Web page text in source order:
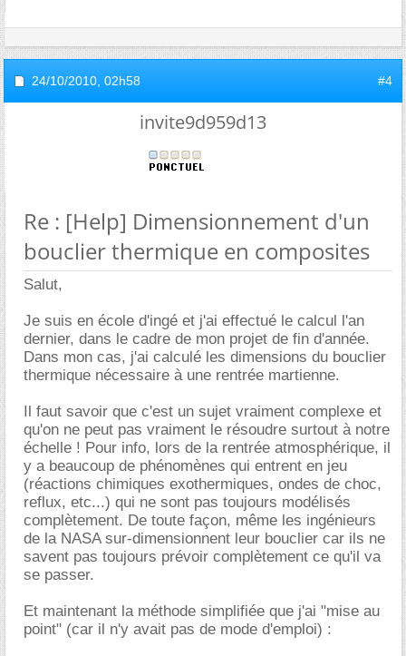
24/10/2010, 02h58 #4
invite9d959d13
Re : [Help] Dimensionnement d'un
bouclier thermique en composites
Salut,
Je suis en école d'ingé et j'ai effectué le calcul l'an
dernier, dans le cadre de mon projet de fin d'année.
Dans mon cas, j'ai calculé les dimensions du bouclier
thermique nécessaire à une rentrée martienne.
Il faut savoir que c'est un sujet vraiment complexe et
qu'on ne peut pas vraiment le résoudre surtout à notre
échelle ! Pour info, lors de la rentrée atmosphérique, il
y a beaucoup de phénomènes qui entrent en jeu
(réactions chimiques exothermiques, ondes de choc,
reflux, etc...) qui ne sont pas toujours modélisés
complètement. De toute façon, même les ingénieurs
de la NASA sur-dimensionnent leur bouclier car ils ne
savent pas toujours prévoir complètement ce qu'il va
se passer.
Et maintenant la méthode simplifiée que j'ai "mise au
point" (car il n'y avait pas de mode d'emploi) :